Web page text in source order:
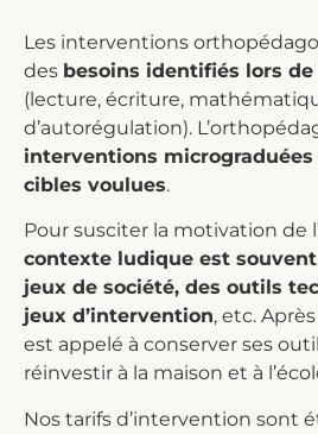
Les interventions
des besoins identifiés lors de
(lecture, écriture,
d’autorégulation).
interventions micrograduées
cibles voulues.
Pour susciter la motivation de
contexte ludique est
jeux de société, des outils
jeux d’intervention, etc.
est appelé à conserver ses
réinvestir à la maison et à
Nos tarifs d’intervention sont